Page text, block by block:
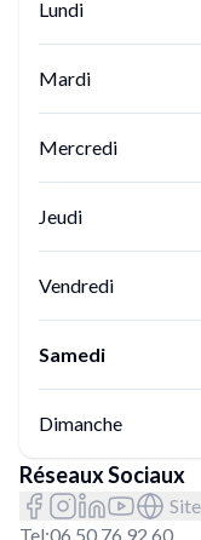
Lundi
Mardi
Mercredi
Jeudi
Vendredi
Samedi
Dimanche
Réseaux Sociaux
Tel:06.50.76.92.60